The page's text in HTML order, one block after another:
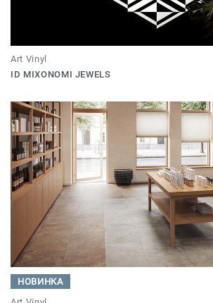
Art Vinyl
ID MIXONOMI JEWELS
НОВИНКА